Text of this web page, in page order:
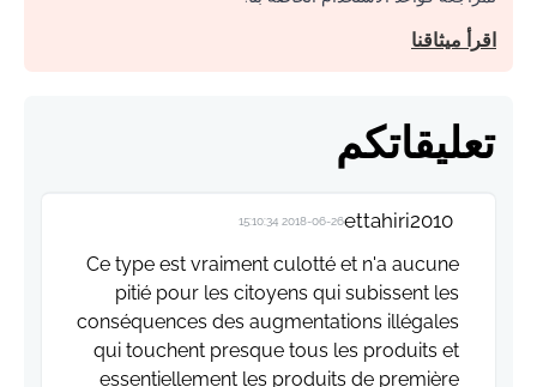
اقرأ ميثاقنا
تعليقاتكم
ettahiri2010
2018-06-26 15:10:34
Ce type est vraiment culotté et n'a aucune
pitié pour les citoyens qui subissent les
conséquences des augmentations illégales
qui touchent presque tous les produits et
essentiellement les produits de première